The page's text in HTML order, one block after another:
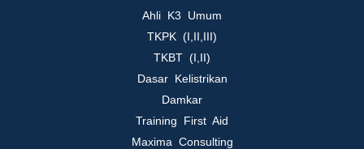
Ahli K3 Umum
TKPK (I,II,III)
TKBT (I,II)
Dasar Kelistrikan
Damkar
Training First Aid
Maxima Consulting